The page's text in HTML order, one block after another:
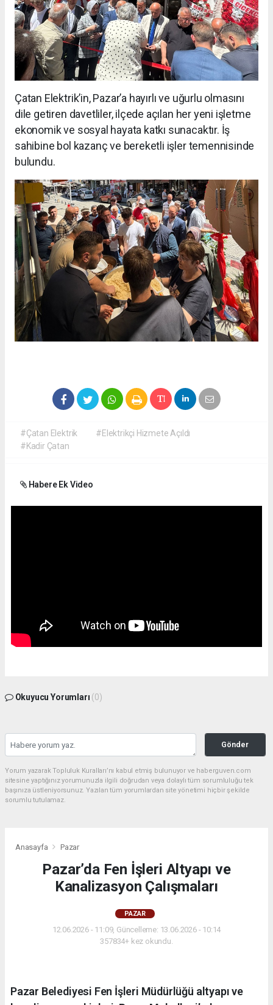
Çatan Elektrik’in, Pazar’a hayırlı ve uğurlu olmasını
dile getiren davetliler, ilçede açılan her yeni işletme
ekonomik ve sosyal hayata katkı sunacaktır. İş
sahibine bol kazanç ve bereketli işler temennisinde
bulundu.
#Çatan Elektrik
#Elektrikçi Hizmete Açıldı
#Kadir Çatan
Habere Ek Video
Okuyucu Yorumları (0)
Gönder
Yorum yazarak Topluluk Kuralları’nı kabul etmiş bulunuyor ve haberguven.com
sitesine yaptığınız yorumunuzla ilgili doğrudan veya dolaylı tüm sorumluluğu tek
başınıza üstleniyorsunuz. Yazılan tüm yorumlardan site yönetimi hiçbir şekilde
sorumlu tutulamaz.
Anasayfa Pazar
Pazar’da Fen İşleri Altyapı ve
Kanalizasyon Çalışmaları
PAZAR
12.06.2026 - 11:09, Güncelleme: 13.06.2026 - 10:14
357834+ kez okundu.
Pazar Belediyesi Fen İşleri Müdürlüğü altyapı ve